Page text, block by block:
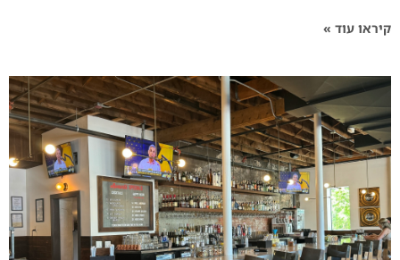
קיראו עוד »